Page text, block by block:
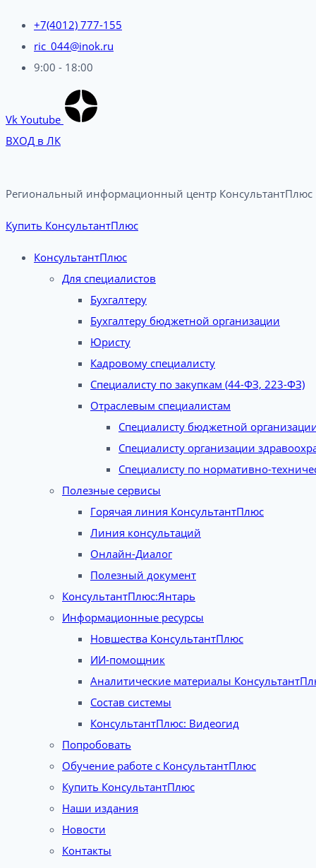
+7(4012) 777-155
ric_044@inok.ru
9:00 - 18:00
Vk Youtube
ВХОД в ЛК
Региональный информационный центр КонсультантПлюс
Купить КонсультантПлюс
КонсультантПлюс
Для специалистов
Бухгалтеру
Бухгалтеру бюджетной организации
Юристу
Кадровому специалисту
Специалисту по закупкам (44-ФЗ, 223-ФЗ)
Отраслевым специалистам
Специалисту бюджетной
Специалисту организации
Специалисту по нормативно-
Полезные сервисы
Горячая линия КонсультантПлюс
Линия консультаций
Онлайн-Диалог
Полезный документ
КонсультантПлюс:Янтарь
Информационные ресурсы
Новшества КонсультантПлюс
ИИ-помощник
Аналитические материалы
Состав системы
КонсультантПлюс: Видеогид
Попробовать
Обучение работе с КонсультантПлюс
Купить КонсультантПлюс
Наши издания
Новости
Контакты